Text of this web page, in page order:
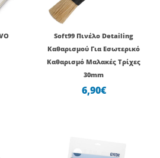
Soft99 Πινέλο Detailing
Καθαρισμού Για Εσωτερικό
Καθαρισμό Μαλακές Τρίχες
30mm
6,90€